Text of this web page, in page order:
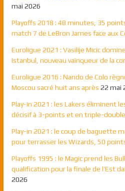
mai 2026
Playoffs 2018 : 48 minutes, 35
match 7 de LeBron James face aux
Euroligue 2021 : Vasilije Micic
Istanbul, nouveau vainqueur de la
Euroligue 2016 : Nando de Colo
Moscou sacré huit ans après 22 mai
Play-in 2021 : les Lakers éliminent
décisif à 3-points et en triple-double
Play-in 2021 : le coup de baguette
pour terrasser les Wizards, 50
Playoffs 1995 : le Magic prend les
qualification pour la finale de l’Est
2026